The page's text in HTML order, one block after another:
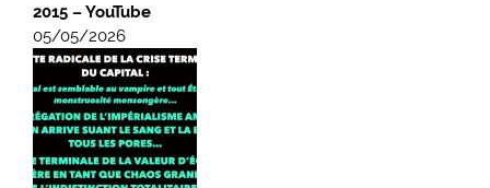
2015 – YouTube
05/05/2026